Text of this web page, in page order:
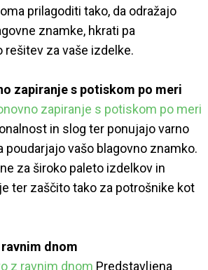
prilagoditi tako, da odražajo
znamke, hkrati pa
za vaše izdelke.
zapiranje s potiskom po meri
zapiranje s potiskom po meri
in slog ter ponujajo varno
poudarjajo vašo blagovno znamko.
za široko paleto izdelkov in
ter zaščito tako za potrošnike kot
dnom
z ravnim dnom Predstavljena